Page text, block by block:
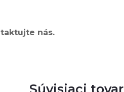
nás.
Súvisiaci tovar